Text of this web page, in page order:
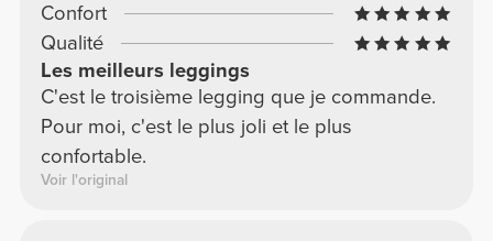
Confort
Qualité
Les meilleurs leggings
C'est le troisième legging que je commande.
Pour moi, c'est le plus joli et le plus
confortable.
Voir l'original